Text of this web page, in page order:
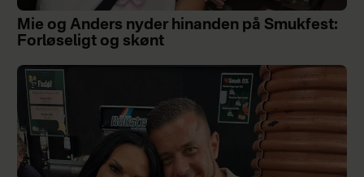
Mie og Anders nyder hinanden på Smukfest:
Forløseligt og skønt